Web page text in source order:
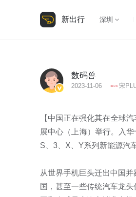
新出行 深圳
数码兽
2023-11-06 宋
【中国正在强化其在全球
展中心（上海）举行。入
S、3、X、Y系列新能源汽
从世界手机巨头迁出中国
国，甚至一些传统汽车龙